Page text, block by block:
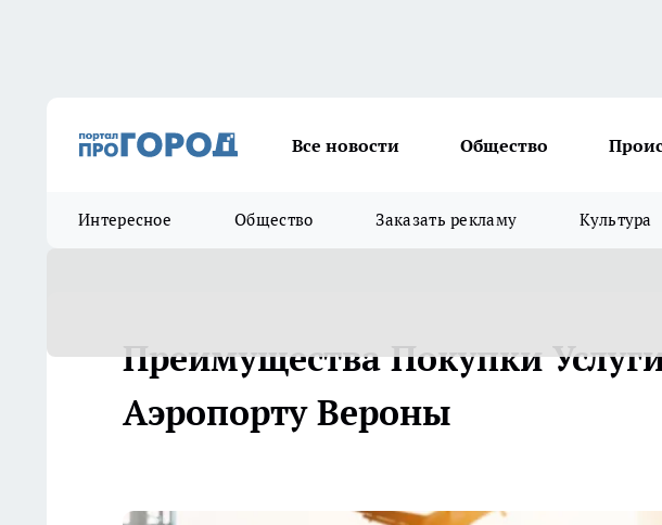
Все новости Общество
Интересное Общество Заказать рекламу Культура
Преимущества Покупки
Аэропорту Вероны